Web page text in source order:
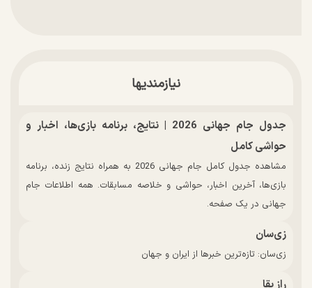
نیازمندیها
جدول جام جهانی 2026 | نتایج، برنامه بازی‌ها، اخبار و
حواشی کامل
مشاهده جدول کامل جام جهانی 2026 به همراه نتایج زنده، برنامه
بازی‌ها، آخرین اخبار، حواشی و خلاصه مسابقات. همه اطلاعات جام
جهانی در یک صفحه.
زی‌سان
زی‌سان: تازه‌ترین خبرها از ایران و جهان